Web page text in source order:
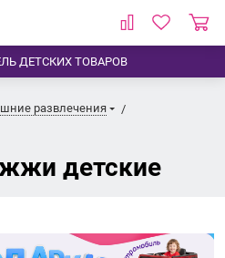
ДЕТСКИХ ТОВАРОВ
развлечения
детские